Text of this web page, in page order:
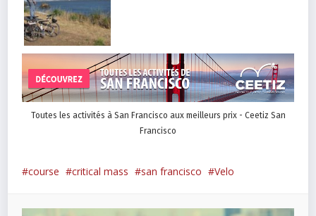
Toutes les activités à San Francisco aux meilleurs prix - Ceetiz San
Francisco
course critical mass san francisco Velo